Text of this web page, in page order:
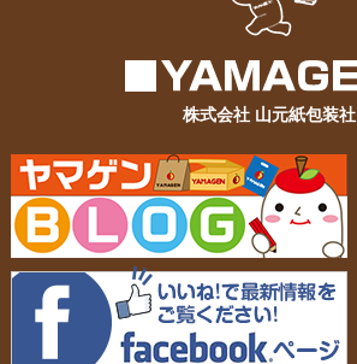
株式会社 山元紙包装社